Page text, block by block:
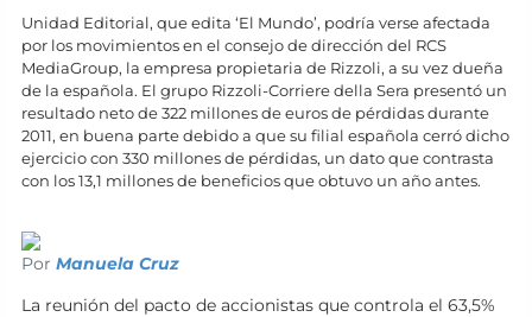
Unidad Editorial, que edita ‘El Mundo’, podría verse afectada
por los movimientos en el consejo de dirección del RCS
MediaGroup, la empresa propietaria de Rizzoli, a su vez dueña
de la española. El grupo Rizzoli-Corriere della Sera presentó un
resultado neto de 322 millones de euros de pérdidas durante
2011, en buena parte debido a que su filial española cerró dicho
ejercicio con 330 millones de pérdidas, un dato que contrasta
con los 13,1 millones de beneficios que obtuvo un año antes.
Por Manuela Cruz
La reunión del pacto de accionistas que controla el 63,5%